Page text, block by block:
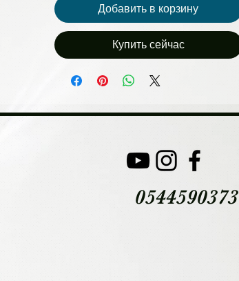
Добавить в корзину
Купить сейчас
0544590373